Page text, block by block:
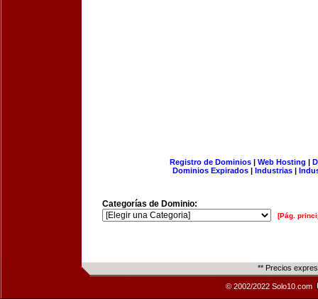
Registro de Dominios| Web Hosting |
Dominios Expirados | Industrias |
Categorías de Dominio:
[Pág.
** Precios
© 2002/2022 Solo10.com